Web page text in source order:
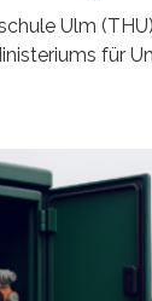
Ulm
für
–
Ziel des
und
Oktober